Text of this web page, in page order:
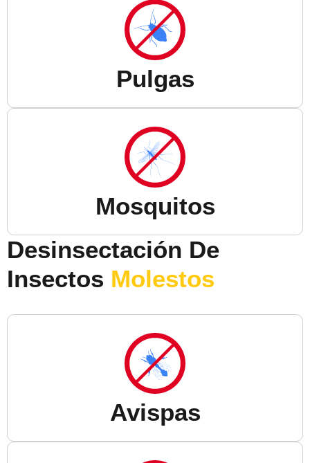
Pulgas
Mosquitos
Desinsectación De
Insectos Molestos
Avispas